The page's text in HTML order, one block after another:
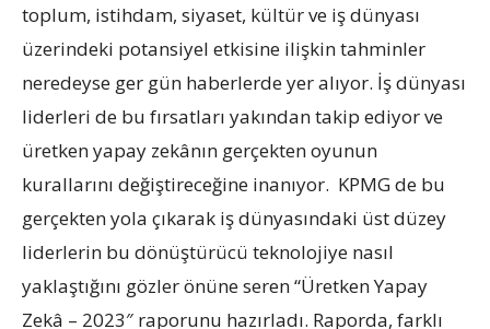
toplum, istihdam, siyaset, kültür ve iş dünyası
üzerindeki potansiyel etkisine ilişkin tahminler
neredeyse ger gün haberlerde yer alıyor. İş dünyası
liderleri de bu fırsatları yakından takip ediyor ve
üretken yapay zekânın gerçekten oyunun
kurallarını değiştireceğine inanıyor. KPMG de bu
gerçekten yola çıkarak iş dünyasındaki üst düzey
liderlerin bu dönüştürücü teknolojiye nasıl
yaklaştığını gözler önüne seren “Üretken Yapay
Zekâ – 2023″ raporunu hazırladı. Raporda, farklı